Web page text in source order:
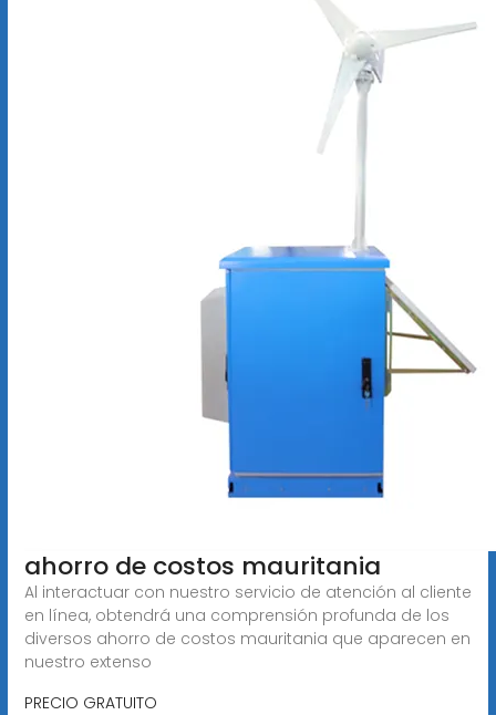
ahorro de costos mauritania
Al interactuar con nuestro servicio de atención al cliente
en línea, obtendrá una comprensión profunda de los
diversos ahorro de costos mauritania que aparecen en
nuestro extenso
PRECIO GRATUITO